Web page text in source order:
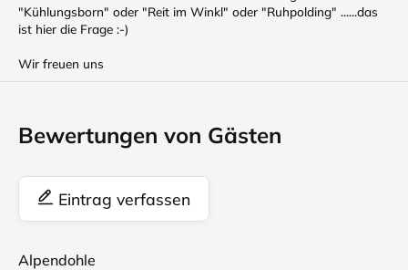
"Kühlungsborn" oder "Reit im Winkl" oder "Ruhpolding" ......das
ist hier die Frage :-)
Wir freuen uns
Bewertungen von Gästen
Eintrag verfassen
Alpendohle